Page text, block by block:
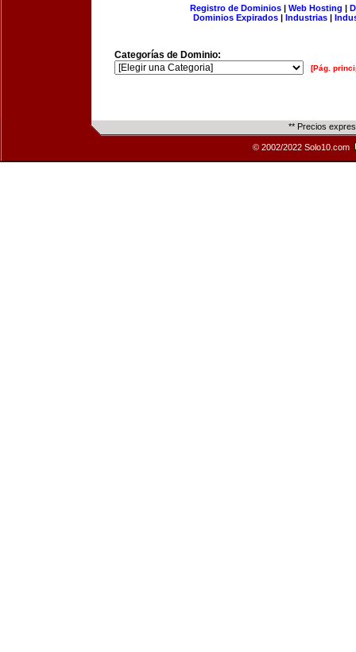
Registro de Dominios| Web Hosting |
Dominios Expirados | Industrias |
Categorías de Dominio:
[Pág.
** Precios
© 2002/2022 Solo10.com